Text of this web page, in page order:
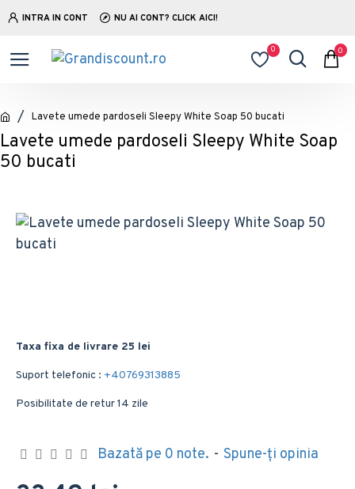
INTRA IN CONT NU AI CONT? CLICK AICI!
0 0
Lavete umede pardoseli Sleepy White Soap 50 bucati
Lavete umede pardoseli Sleepy White Soap
50 bucati
Taxa fixa de livrare 25 lei
Suport telefonic : +40769313885
Posibilitate de retur 14 zile
Bazată pe 0 note. - Spune-ţi opinia